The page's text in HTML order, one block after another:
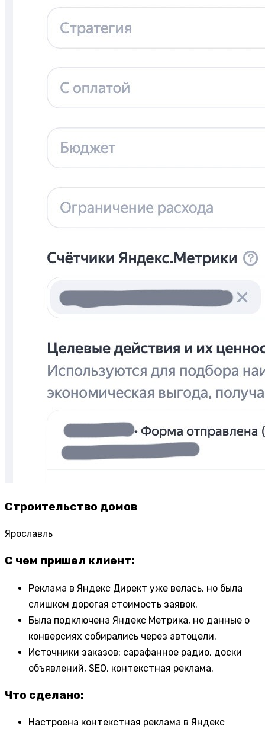
Строительство домов
Ярославль
С чем пришел клиент:
Реклама в Яндекс Директ уже велась, но была
слишком дорогая стоимость заявок.
Была подключена Яндекс Метрика, но данные о
конверсиях собирались через автоцели.
Источники заказов: сарафанное радио, доски
объявлений, SEO, контекстная реклама.
Что сделано:
Настроена контекстная реклама в Яндекс